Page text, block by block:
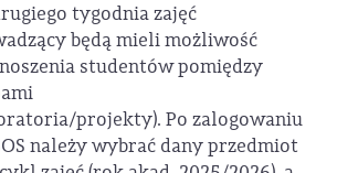
tygodnia zajęć
będą mieli możliwość
studentów pomiędzy
projekty). Po zalogowaniu
należy wybrać dany przedmiot